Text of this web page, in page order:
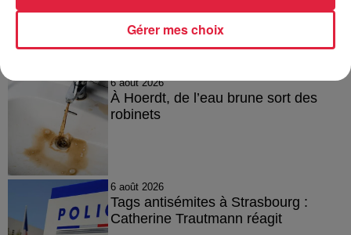
6 août 2026
À Hoerdt, de l’eau brune sort des
robinets
6 août 2026
Tags antisémites à Strasbourg :
Catherine Trautmann réagit
Gérer mes choix